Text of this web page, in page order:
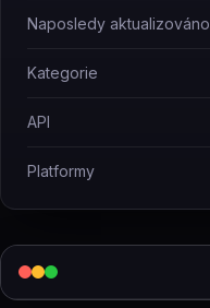
Naposledy aktualizováno
Kategorie
API
Platformy